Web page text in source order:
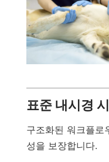
표준 내시경
구조화된 워크플로
성을 보장합니다.